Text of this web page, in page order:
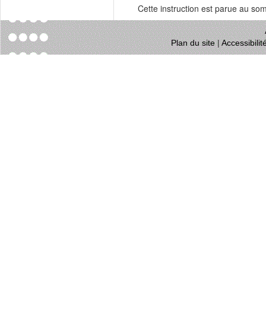
Cette instruction est parue au
Plan du site|